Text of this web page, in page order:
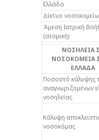
Ελλάδα
Δίκτυο
Άμεση Ιατρική
(ατομική)
ΝΟΣΗΛΕΙΑ
ΝΟΣΟΚΟΜΕΙΑ
ΕΛΛΑΔΑ
Ποσοστό κάλυψης
αναγνωριζομένων
νοσηλείας
Κάλυψη
νοσοκόμας